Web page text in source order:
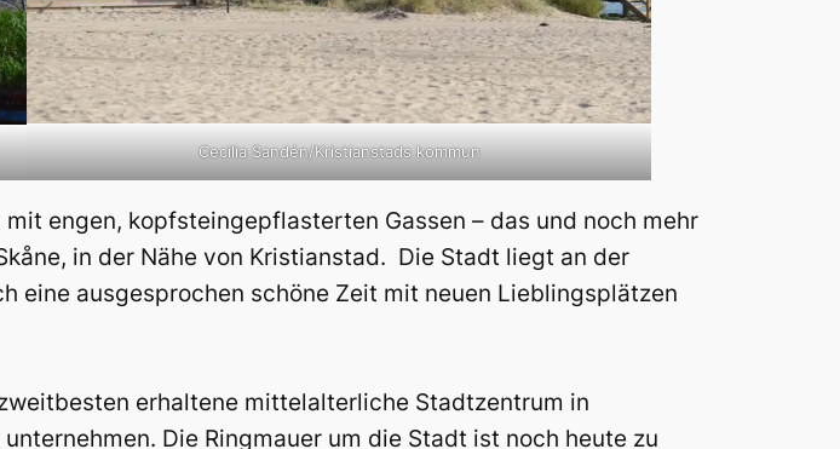
Cecilia Sandén/Kristianstads kommun
engen, kopfsteingepflasterten Gassen – das und noch mehr
in der Nähe von Kristianstad. Die Stadt liegt an der
eine ausgesprochen schöne Zeit mit neuen Lieblingsplätzen
erhaltene mittelalterliche Stadtzentrum in
Die Ringmauer um die Stadt ist noch heute zu